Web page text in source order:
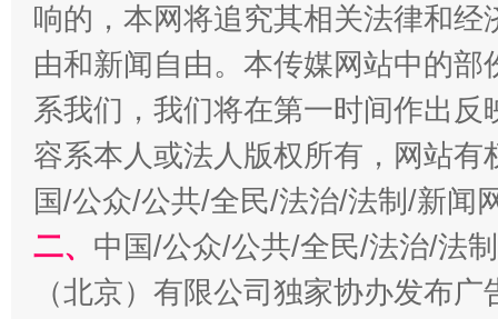
习近平的博鳌关键词
响的，本网将追究其相关法律和
由和新闻自由。本传媒网站中的
系我们，我们将在第一时间作出
容系本人或法人版权所有，网站
国/公众/公共/全民/法治/法制/新闻
二、 中国/公众/公共/全民/法治/法
（北京）有限公司独家协办发布